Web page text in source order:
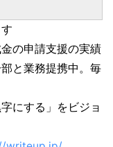
の申請支援の実績
と業務提携中。毎
にする」をビジョ